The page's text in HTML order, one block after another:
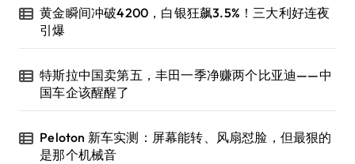
黄金瞬间冲破4200，白银狂飙3.5%！三大利好连夜
引爆
特斯拉中国卖第五，丰田一季净赚两个比亚迪——中
国车企该醒醒了
Peloton 新车实测：屏幕能转、风扇怼脸，但最狠的
是那个机械音